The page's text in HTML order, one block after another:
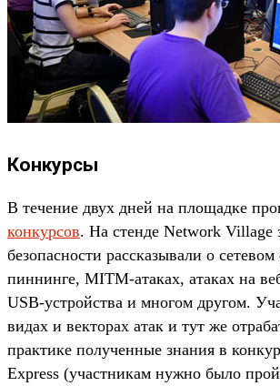
Конкурсы
В течение двух дней на площадке
конкурсов. На стенде Network Village
безопасности рассказывали о
пиннинге, MITM-атаках, атаках на
USB-устройства и многом другом.
видах и векторах атак и тут же
практике полученные знания в
Express (участникам нужно было